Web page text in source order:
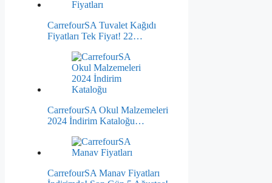
CarrefourSA Tuvalet Kağıdı
Fiyatları Tek Fiyat! 22…
CarrefourSA Okul Malzemeleri
2024 İndirim Kataloğu…
CarrefourSA Manav Fiyatları